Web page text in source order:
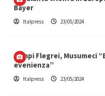
Bayer
Italpress 23/05/2024
Campi Flegrei, Musumeci
evenienza”
Italpress 23/05/2024